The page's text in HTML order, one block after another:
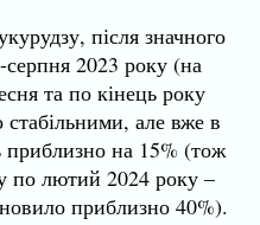
після значного
2023 року (на
та по кінець року
але вже в
приблизно на 15% (тож
по лютий 2024 року –
приблизно 40%).